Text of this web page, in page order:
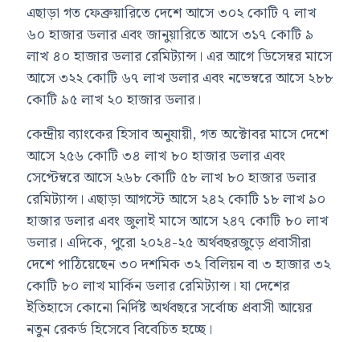
এছাড়া গত ফেব্রুয়ারিতে দেশে আসে ৩০২ কোটি ৭ লাখ
৬০ হাজার ডলার এবং জানুয়ারিতে আসে ৩১৭ কোটি ৯
লাখ ৪০ হাজার ডলার রেমিট্যান্স। এর আগে ডিসেম্বর মাসে
আসে ৩২২ কোটি ৬৭ লাখ ডলার এবং নভেম্বরে আসে ২৮৮
কোটি ৯৫ লাখ ২০ হাজার ডলার।
কেন্দ্রীয় ব্যাংকের হিসাব অনুযায়ী, গত অক্টোবর মাসে দেশে
আসে ২৫৬ কোটি ৩৪ লাখ ৮০ হাজার ডলার এবং
সেপ্টেম্বরে আসে ২৬৮ কোটি ৫৮ লাখ ৮০ হাজার ডলার
রেমিট্যান্স। এছাড়া আগস্টে আসে ২৪২ কোটি ১৮ লাখ ৯০
হাজার ডলার এবং জুলাই মাসে আসে ২৪৭ কোটি ৮০ লাখ
ডলার। এদিকে, পুরো ২০২৪-২৫ অর্থবছরজুড়ে প্রবাসীরা
দেশে পাঠিয়েছেন ৩০ দশমিক ৩২ বিলিয়ন বা ৩ হাজার ৩২
কোটি ৮০ লাখ মার্কিন ডলার রেমিট্যান্স। যা দেশের
ইতিহাসে কোনো নির্দিষ্ট অর্থবছরে সর্বোচ্চ প্রবাসী আয়ের
নতুন রেকর্ড হিসেবে বিবেচিত হচ্ছে।